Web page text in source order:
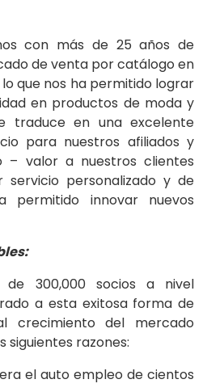
con más de 25 años de
de venta por catálogo en
que nos ha permitido lograr
en productos de moda y
traduce en una excelente
para nuestros afiliados y
– valor a nuestros clientes
servicio personalizado y de
permitido innovar nuevos
300,000 socios a nivel
a esta exitosa forma de
crecimiento del mercado
siguientes razones:
el auto empleo de cientos